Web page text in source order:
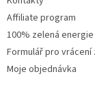
Affiliate program
100% zelená
Formulář pro vrácení
Moje objednávka